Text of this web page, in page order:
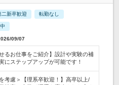
二新卒歓迎 転勤なし
09/07
るお仕事をご紹介】設計や実験の補
にステップアップが可能です！
考慮＞【理系卒歓迎！】高卒以上/